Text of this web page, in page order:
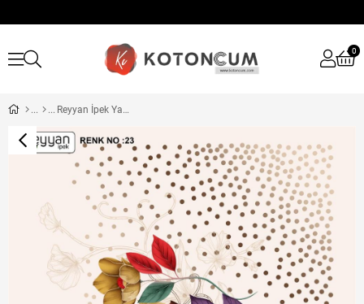
0
Reyyan İpek Yazma RY316-16